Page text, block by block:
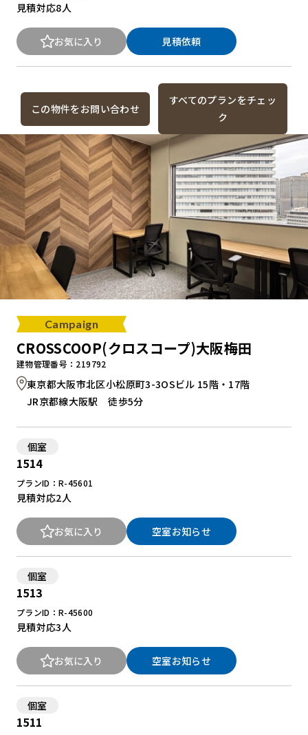
見積対応8人
お気に入り 見積依頼
この物件をお問い合わせ
すべてのプランをチェッ
ク
Campaign
CROSSCOOP(クロスコープ)大阪梅田
建物管理番号：219792
東京都大阪市北区小松原町3-3OSビル 15階・17階
JR京都線大阪駅 徒歩5分
個室
1514
プランID：R-45601
見積対応2人
お気に入り 空室お知らせ
個室
1513
プランID：R-45600
見積対応3人
お気に入り 空室お知らせ
個室
1511